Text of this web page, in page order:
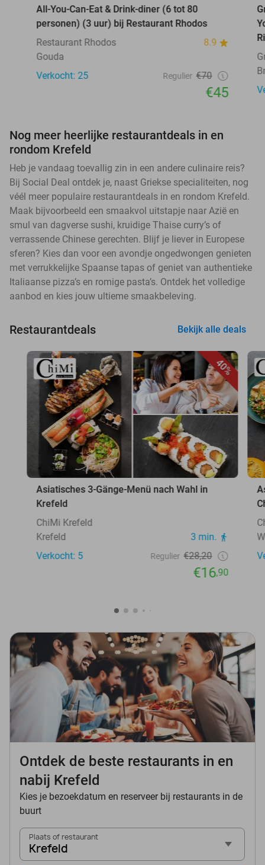
All-You-Can-Eat & Drink-diner (6 tot 80
personen) (3 uur) bij Restaurant Rhodos
Restaurant Rhodos
8.9
Gouda
Verkocht: 25
Regulier €70
€45
Nog meer heerlijke restaurantdeals in en
rondom Krefeld
Heb je vandaag toevallig zin in een andere culinaire reis?
Bij Social Deal ontdek je, naast Griekse specialiteiten, nog
véél meer populaire restaurantdeals in en rondom Krefeld.
Maak bijvoorbeeld een smaakvol uitstapje naar Azië en
smul van dagverse sushi, kruidige Thaise curry’s of
verrassende Chinese gerechten. Blijf je liever in Europese
sferen? Kies dan voor een avondje ongedwongen genieten
met verrukkelijke Spaanse tapas of geniet van authentieke
Italiaanse pizza’s en romige pasta’s. Ontdek het volledige
aanbod en kies jouw ultieme smaakbeleving.
Restaurantdeals Bekijk alle deals
40%
Asiatisches 3-Gänge-Menü nach Wahl in
Krefeld
ChiMi Krefeld
Krefeld
3 min.
Verkocht: 5
Regulier €28,20
€16,90
Ontdek de beste restaurants in en
nabij Krefeld
Kies je bezoekdatum en reserveer bij restaurants in de
buurt
Plaats of restaurant
Krefeld